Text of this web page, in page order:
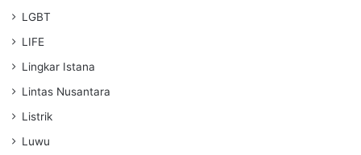
LGBT
LIFE
Lingkar Istana
Lintas Nusantara
Listrik
Luwu